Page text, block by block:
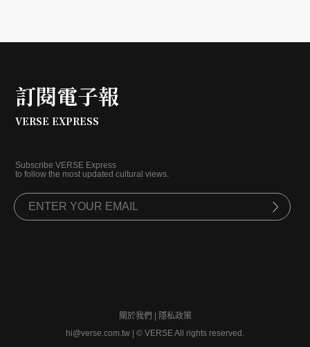
訂閱電子報
VERSE EXPRESS
Subscribe VERSE Express
to follow the most updated cultural views.
關於我們
隱私政策
hi@verse.com.tw
© VERSE All rights reserved.